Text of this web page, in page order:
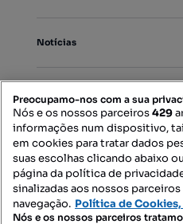
Notícias
Mapa do Site
Contacte-nos
Preocupamo-nos com a sua
Nós e os nossos parceiros429
informações num dispositivo,
em cookies para tratar dados
suas escolhas clicando abaixo
página da política de
sinalizadas aos nossos
navegação. Política de Cookies,
Nós e os nossos parceiros